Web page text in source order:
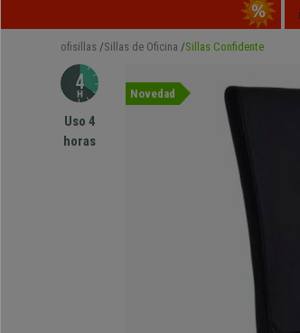
ofisillas Sillas de Oficina Sillas Confidente
Uso 4
horas
Novedad